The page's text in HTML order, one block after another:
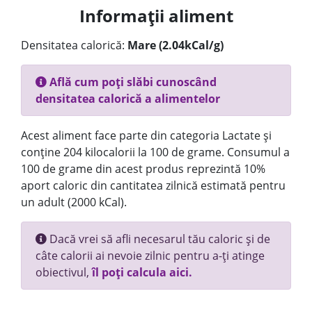
Informații aliment
Densitatea calorică: Mare (2.04kCal/g)
Află cum poți slăbi cunoscând
densitatea calorică a alimentelor
Acest aliment face parte din categoria Lactate și
conține 204 kilocalorii la 100 de grame. Consumul a
100 de grame din acest produs reprezintă 10%
aport caloric din cantitatea zilnică estimată pentru
un adult (2000 kCal).
Dacă vrei să afli necesarul tău caloric și de
câte calorii ai nevoie zilnic pentru a-ți atinge
obiectivul,îl poți calcula aici.